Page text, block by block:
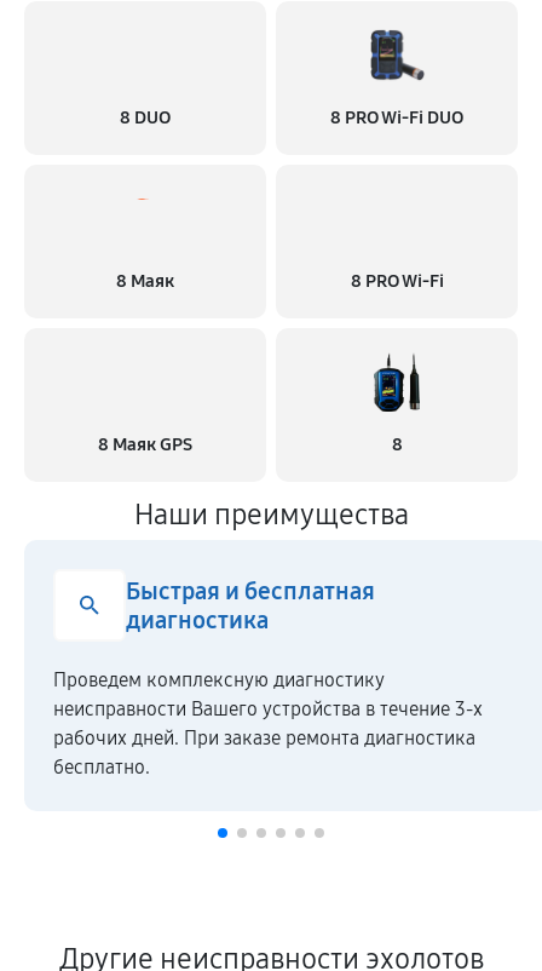
8 DUO 8 PRO Wi-Fi DUO
8 Маяк 8 PRO Wi-Fi
8 Маяк GPS 8
Наши преимущества
Быстрая и бесплатная
диагностика
Проведем комплексную диагностику
неисправности Вашего устройства в течение 3-х
рабочих дней. При заказе ремонта диагностика
бесплатно.
Другие неисправности эхолотов